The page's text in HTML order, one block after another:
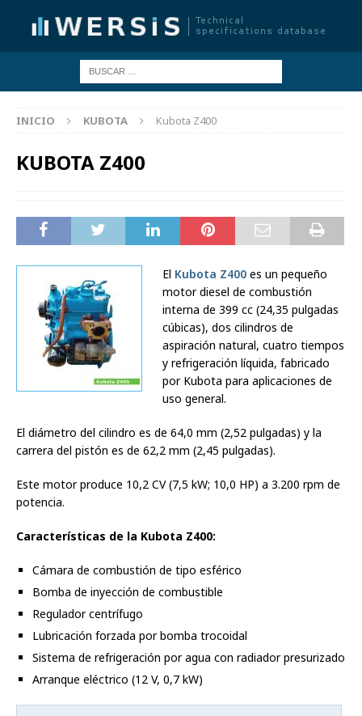
INICIO KUBOTA Kubota Z400
KUBOTA Z400
El Kubota Z400 es un pequeño
motor diesel de combustión
interna de 399 cc (24,35 pulgadas
cúbicas), dos cilindros de
aspiración natural, cuatro tiempos
y refrigeración líquida, fabricado
por Kubota para aplicaciones de
uso general.
El diámetro del cilindro es de 64,0 mm (2,52 pulgadas) y la
carrera del pistón es de 62,2 mm (2,45 pulgadas).
Este motor produce 10,2 CV (7,5 kW; 10,0 HP) a 3.200 rpm de
potencia.
Características de la Kubota Z400:
Cámara de combustión de tipo esférico
Bomba de inyección de combustible
Regulador centrífugo
Lubricación forzada por bomba trocoidal
Sistema de refrigeración por agua con radiador presurizado
Arranque eléctrico (12 V, 0,7 kW)